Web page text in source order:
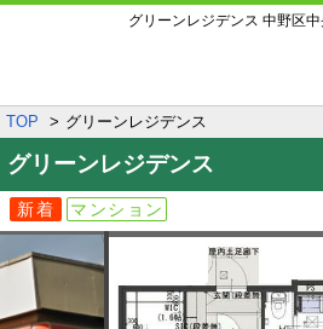
グリーンレジデンス 中野区
TOP グリーンレジデンス
グリーンレジデンス
新着 マンション